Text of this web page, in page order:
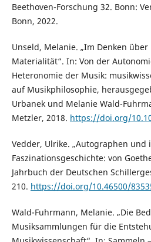
Beethoven-Forschung 32. Bonn:
Bonn, 2022.
Unseld, Melanie. „Im Denken
Materialität“. In: Von der
Heteronomie der Musik:
auf Musikphilosophie,
Urbanek und Melanie Wald-
Metzler, 2018. https://doi.org/
Vedder, Ulrike. „Autographen und
Faszinationsgeschichte: von
Jahrbuch der Deutschen
210. https://doi.org/10.46500/
Wald-Fuhrmann, Melanie. „Die
Musiksammlungen für die